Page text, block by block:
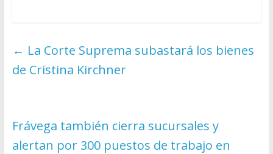
← La Corte Suprema subastará los bienes
de Cristina Kirchner
Frávega también cierra sucursales y
alertan por 300 puestos de trabajo en